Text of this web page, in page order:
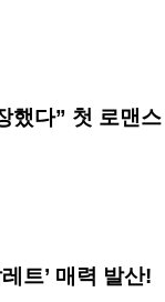
했다” 첫 로맨스
트’ 매력 발산!